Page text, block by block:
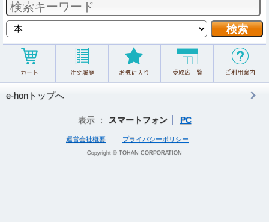
e-honトップへ
表示 ： スマートフォン PC
運営会社概要 プライバシーポリシー
Copyright © TOHAN CORPORATION